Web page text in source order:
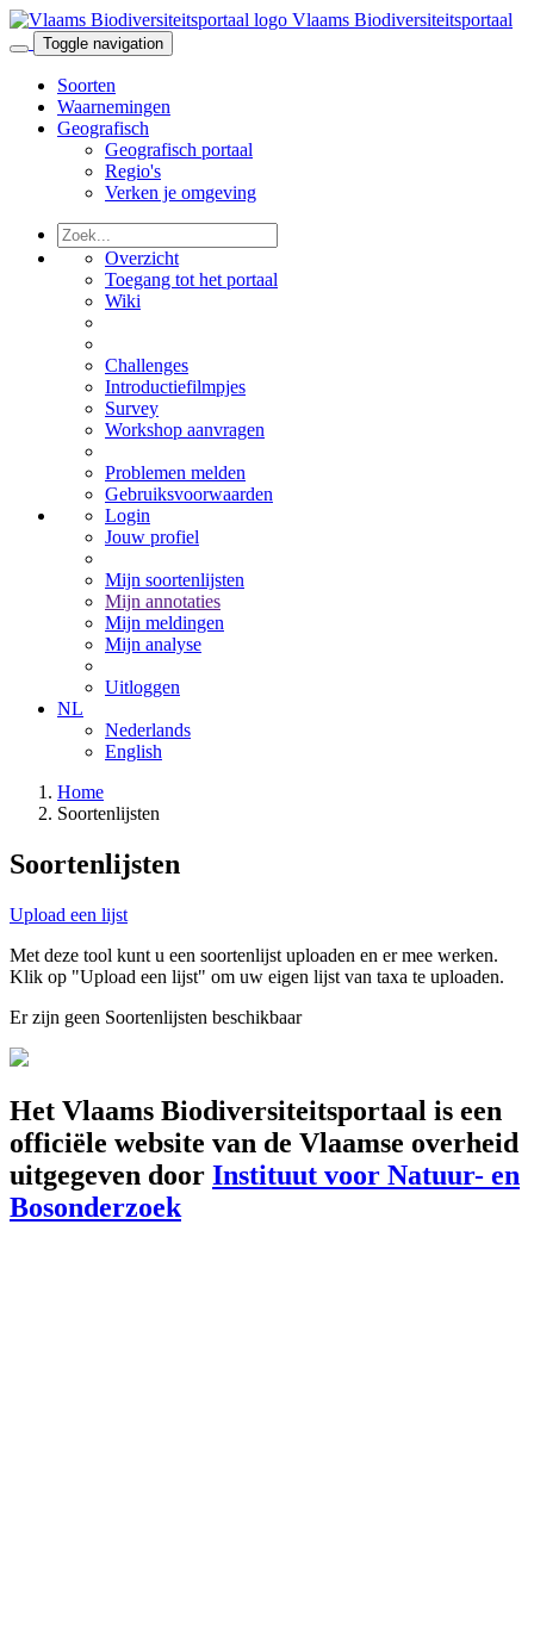
Vlaams Biodiversiteitsportaal
Toggle navigation
Soorten
Waarnemingen
Geografisch
Geografisch portaal
Regio's
Verken je omgeving
Overzicht
Toegang tot het portaal
Wiki
Challenges
Introductiefilmpjes
Survey
Workshop aanvragen
Problemen melden
Gebruiksvoorwaarden
Login
Jouw profiel
Mijn soortenlijsten
Mijn annotaties
Mijn meldingen
Mijn analyse
Uitloggen
NL
Nederlands
English
Home
Soortenlijsten
Soortenlijsten
Upload een lijst
Met deze tool kunt u een soortenlijst uploaden en er mee werken.
Klik op "Upload een lijst" om uw eigen lijst van taxa te uploaden.
Er zijn geen Soortenlijsten beschikbaar
Het Vlaams Biodiversiteitsportaal is een
officiële website van de Vlaamse overheid
uitgegeven door Instituut voor Natuur- en
Bosonderzoek